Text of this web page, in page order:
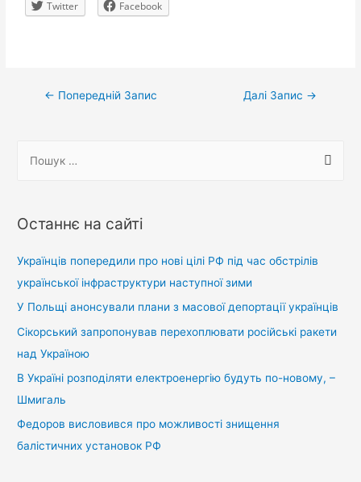
Twitter Facebook
Навігація
← Попередній Запис Далі Запис →
у
:
Останнє на сайті
Українців попередили про нові цілі РФ під час обстрілів
української інфраструктури наступної зими
У Польщі анонсували плани з масової депортації українців
Сікорський запропонував перехоплювати російські ракети
над Україною
В Україні розподіляти електроенергію будуть по-новому, –
Шмигаль
Федоров висловився про можливості знищення
балістичних установок РФ